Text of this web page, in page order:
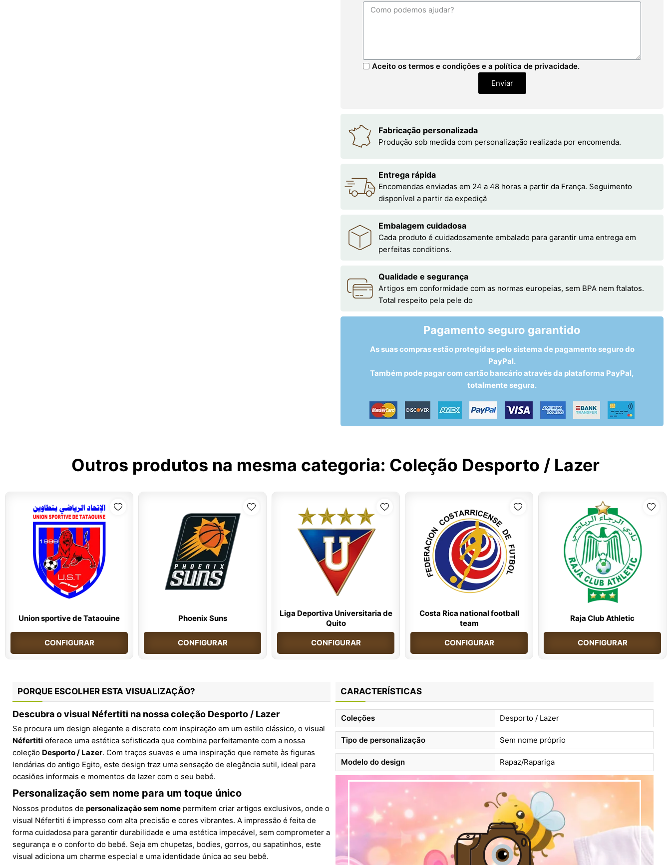
Aceito os termos e condições e a política de privacidade.
Enviar
Fabricação personalizada
Produção sob medida com personalização realizada por encomenda.
Entrega rápida
Encomendas enviadas em 24 a 48 horas a partir da França. Seguimento
disponível a partir da expediçã
Embalagem cuidadosa
Cada produto é cuidadosamente embalado para garantir uma entrega em
perfeitas conditions.
Qualidade e segurança
Artigos em conformidade com as normas europeias, sem BPA nem ftalatos.
Total respeito pela pele do
Pagamento seguro garantido
As suas compras estão protegidas pelo sistema de pagamento seguro do
PayPal.
Também pode pagar com cartão bancário através da plataforma PayPal,
totalmente segura.
Outros produtos na mesma categoria: Coleção Desporto / Lazer
Union sportive de Tataouine
CONFIGURAR
Phoenix Suns
CONFIGURAR
Liga Deportiva Universitaria de
Quito
CONFIGURAR
Costa Rica national football
team
CONFIGURAR
Raja Club Athletic
CONFIGURAR
PORQUE ESCOLHER ESTA VISUALIZAÇÃO?
Descubra o visual Néfertiti na nossa coleção Desporto / Lazer
Se procura um design elegante e discreto com inspiração em um estilo clássico, o visual
Néfertiti oferece uma estética sofisticada que combina perfeitamente com a nossa
coleção Desporto / Lazer. Com traços suaves e uma inspiração que remete às figuras
lendárias do antigo Egito, este design traz uma sensação de elegância sutil, ideal para
ocasiões informais e momentos de lazer com o seu bebé.
Personalização sem nome para um toque único
Nossos produtos de personalização sem nome permitem criar artigos exclusivos, onde o
visual Néfertiti é impresso com alta precisão e cores vibrantes. A impressão é feita de
forma cuidadosa para garantir durabilidade e uma estética impecável, sem comprometer a
segurança e o conforto do bebé. Seja em chupetas, bodies, gorros, ou sapatinhos, este
visual adiciona um charme especial e uma identidade única ao seu bebê.
CARACTERÍSTICAS
Coleções Desporto / Lazer
Tipo de personalização Sem nome próprio
Modelo do design Rapaz/Rapariga